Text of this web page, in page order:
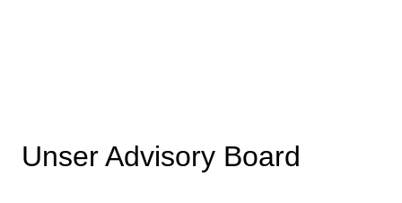
Unser Advisory Board